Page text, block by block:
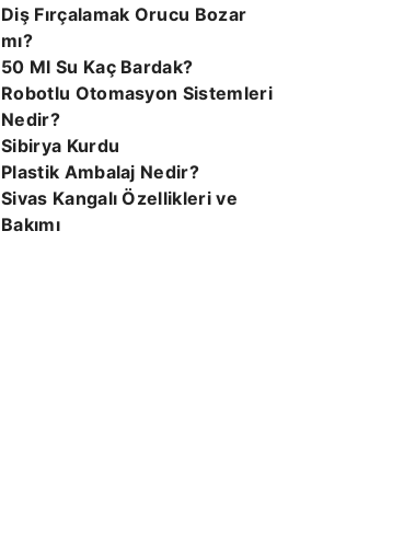
Diş Fırçalamak Orucu Bozar
mı?
50 Ml Su Kaç Bardak?
Robotlu Otomasyon Sistemleri
Nedir?
Sibirya Kurdu
Plastik Ambalaj Nedir?
Sivas Kangalı Özellikleri ve
Bakımı